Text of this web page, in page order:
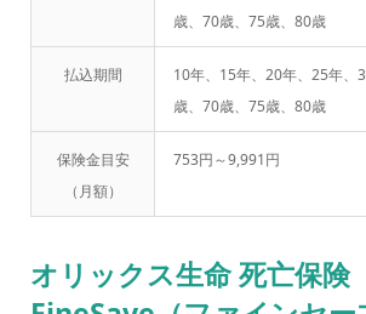
歳、70歳、75歳、80歳
払込期間
10年、15年、20年、25年、
歳、70歳、75歳、80歳
保険金目安
（月額）
753円～9,991円
オリックス生命 死亡保険